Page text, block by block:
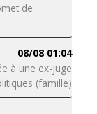
de
08/08 01:04
à une ex-juge
(famille)